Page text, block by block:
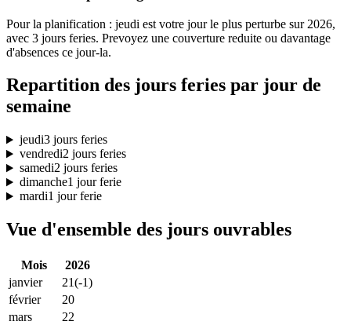
Pour la planification : jeudi est votre jour le plus perturbe sur 2026,
avec 3 jours feries. Prevoyez une couverture reduite ou davantage
d'absences ce jour-la.
Repartition des jours feries par jour de
semaine
jeudi3 jours feries
vendredi2 jours feries
samedi2 jours feries
dimanche1 jour ferie
mardi1 jour ferie
Vue d'ensemble des jours ouvrables
Mois
2026
janvier
21(-1)
février
20
mars
22